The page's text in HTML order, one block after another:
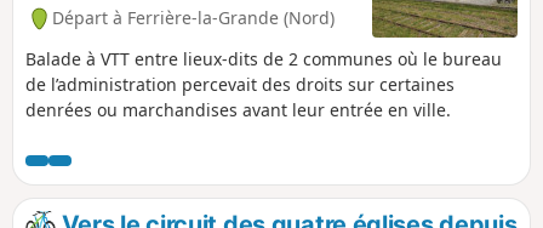
Départ à Ferrière-la-Grande (Nord)
Balade à VTT entre lieux-dits de 2 communes où le bureau
de l’administration percevait des droits sur certaines
denrées ou marchandises avant leur entrée en ville.